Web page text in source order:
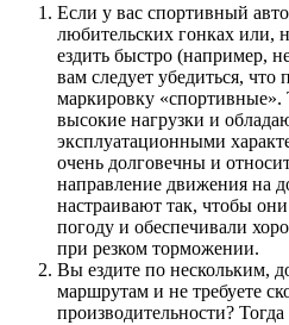
Если у вас спортивный
любительских гонках или,
ездить быстро (например,
вам следует убедиться,
маркировку
высокие нагрузки и
эксплуатационными
очень долговечны и
направление движения на
настраивают так, чтобы
погоду и обеспечивали
при резком торможении.
Вы ездите по нескольким,
маршрутам и не требуете
производительности?